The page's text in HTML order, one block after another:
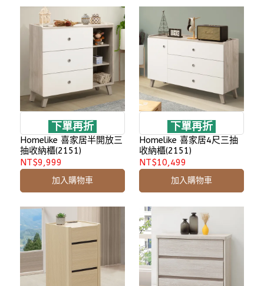
下單再折
Homelike 喜家居半開放三
抽收納櫃(2151)
NT$9,999
加入購物車
下單再折
Homelike 喜家居4尺三抽
收納櫃(2151)
NT$10,499
加入購物車